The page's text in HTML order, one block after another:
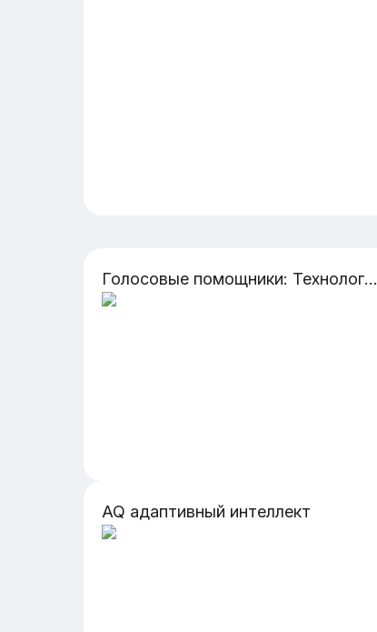
Голосовые помощники: Технологии будущего
AQ адаптивный интеллект